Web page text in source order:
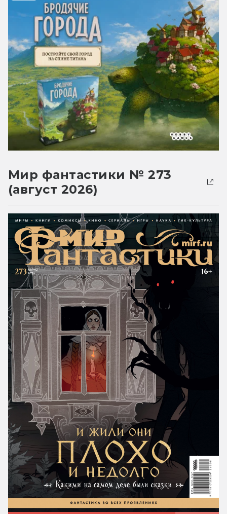
Мир фантастики № 273
(август 2026)